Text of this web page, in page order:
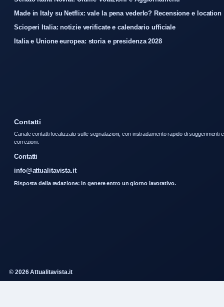
Made in Italy su Netflix: vale la pena vederlo? Recensione e location
Scioperi Italia: notizie verificate e calendario ufficiale
Italia e Unione europea: storia e presidenza 2028
Contatti
Canale contatti focalizzato sulle segnalazioni, con instradamento rapido di suggerimenti e
correzioni.
Contatti
info@attualitavista.it
Risposta della redazione: in genere entro un giorno lavorativo.
© 2026 Attualitavista.it